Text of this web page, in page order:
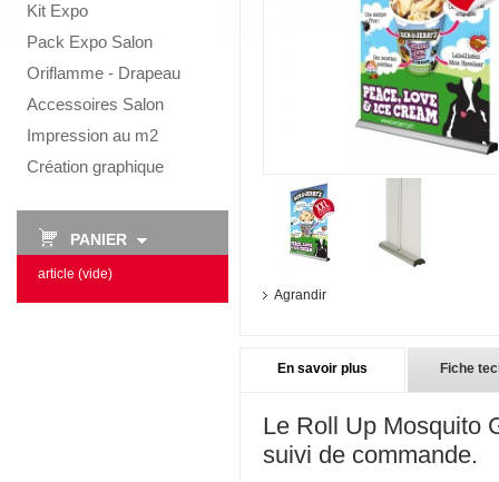
Kit Expo
Pack Expo Salon
Oriflamme - Drapeau
Accessoires Salon
Impression au m2
Création graphique
PANIER
article (vide)
Agrandir
En savoir plus Fiche
Le Roll Up Mosquito
suivi de commande.